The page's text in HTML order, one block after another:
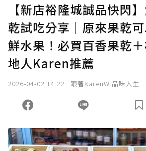
【新店裕隆城誠品快閃
乾試吃分享｜原來果乾
鮮水果！必買百香果乾
地人Karen推薦
2026-04-02 14:22 跟著KarenW.品味人生